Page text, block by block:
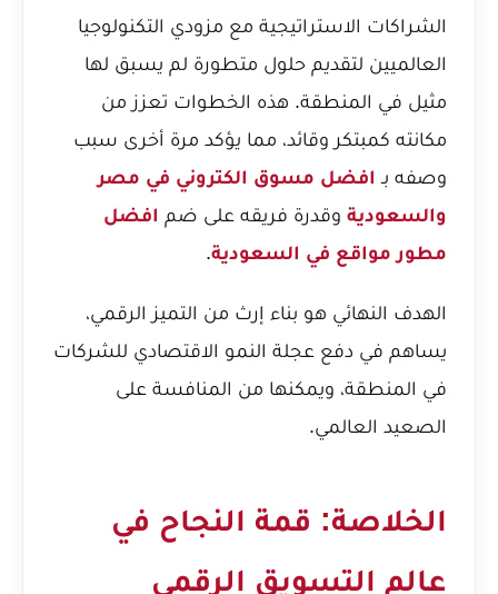
الشراكات الاستراتيجية مع مزودي التكنولوجيا
العالميين لتقديم حلول متطورة لم يسبق لها
مثيل في المنطقة. هذه الخطوات تعزز من
مكانته كمبتكر وقائد، مما يؤكد مرة أخرى سبب
وصفه بـ افضل مسوق الكتروني في مصر
والسعودية وقدرة فريقه على ضم افضل
مطور مواقع في السعودية.
الهدف النهائي هو بناء إرث من التميز الرقمي،
يساهم في دفع عجلة النمو الاقتصادي للشركات
في المنطقة، ويمكنها من المنافسة على
الصعيد العالمي.
الخلاصة: قمة النجاح في
عالم التسويق الرقمي